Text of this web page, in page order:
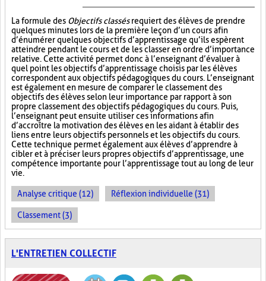
La formule des Objectifs classésrequiert des élèves de prendre
quelques minutes lors de la première leçon d’un cours afin
d’énumérer quelques objectifs d’apprentissage qu’ils espèrent
atteindre pendant le cours et de les classer en ordre d’importance
relative. Cette activité permet donc à l’enseignant d’évaluer à
quel point les objectifs d’apprentissage choisis par les élèves
correspondent aux objectifs pédagogiques du cours. L’enseignant
est également en mesure de comparer le classement des
objectifs des élèves selon leur importance par rapport à son
propre classement des objectifs pédagogiques du cours. Puis,
l’enseignant peut ensuite utiliser ces informations afin
d’accroître la motivation des élèves en les aidant à établir des
liens entre leurs objectifs personnels et les objectifs du cours.
Cette technique permet également aux élèves d’apprendre à
cibler et à préciser leurs propres objectifs d’apprentissage, une
compétence importante pour l’apprentissage tout au long de leur
vie.
Analyse critique (12) Réflexion individuelle (31)
Classement (3)
L'ENTRETIEN COLLECTIF